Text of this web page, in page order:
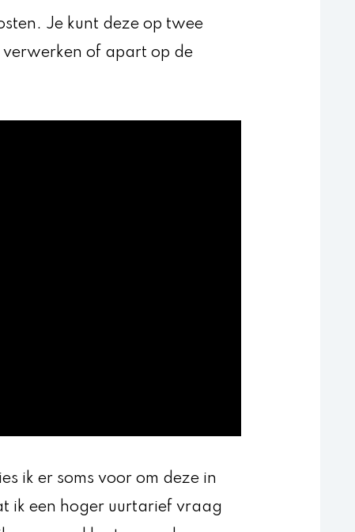
Je kunt deze op twee
of apart op de
ik er soms voor om deze in
ik een hoger uurtarief vraag